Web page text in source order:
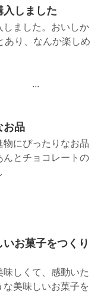
入しました
しました。おいしか
あり、なんか楽しめ
お品
物にぴったりなお品
んとチョコレートの
お菓子をつくり
味しくて、感動いた
な美味しいお菓子を